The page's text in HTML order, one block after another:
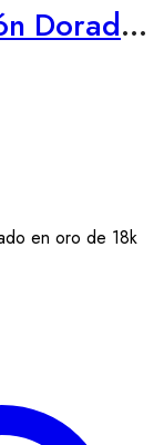
15mm – Dije de Corazón Dorado con Borde
en oro de 18k